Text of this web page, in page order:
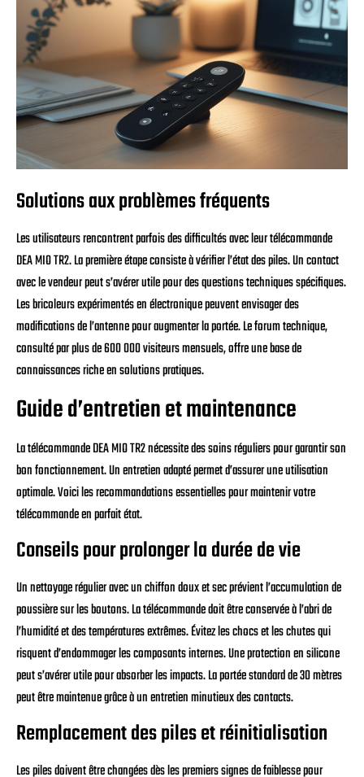
Solutions aux problèmes fréquents
Les utilisateurs rencontrent parfois des difficultés avec leur télécommande
DEA MIO TR2. La première étape consiste à vérifier l’état des piles. Un contact
avec le vendeur peut s’avérer utile pour des questions techniques spécifiques.
Les bricoleurs expérimentés en électronique peuvent envisager des
modifications de l’antenne pour augmenter la portée. Le forum technique,
consulté par plus de 600 000 visiteurs mensuels, offre une base de
connaissances riche en solutions pratiques.
Guide d’entretien et maintenance
La télécommande DEA MIO TR2 nécessite des soins réguliers pour garantir son
bon fonctionnement. Un entretien adapté permet d’assurer une utilisation
optimale. Voici les recommandations essentielles pour maintenir votre
télécommande en parfait état.
Conseils pour prolonger la durée de vie
Un nettoyage régulier avec un chiffon doux et sec prévient l’accumulation de
poussière sur les boutons. La télécommande doit être conservée à l’abri de
l’humidité et des températures extrêmes. Évitez les chocs et les chutes qui
risquent d’endommager les composants internes. Une protection en silicone
peut s’avérer utile pour absorber les impacts. La portée standard de 30 mètres
peut être maintenue grâce à un entretien minutieux des contacts.
Remplacement des piles et réinitialisation
Les piles doivent être changées dès les premiers signes de faiblesse pour